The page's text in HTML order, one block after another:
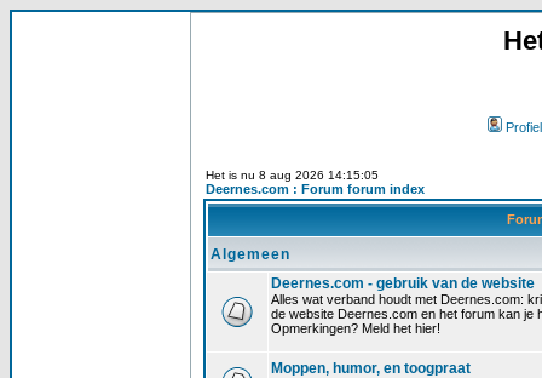
Profiel
Het is nu 8 aug 2026 14:15:05
Deernes.com : Forum forum index
Algemeen
Deernes.com - gebruik van de website
Alles wat verband houdt met Deernes.com:
de website Deernes.com en het forum kan je
Opmerkingen? Meld het hier!
Moppen, humor, en toogpraat